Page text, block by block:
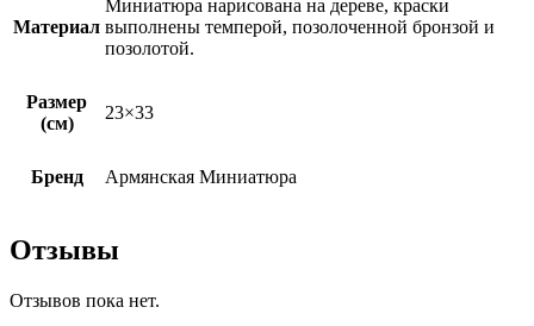
Материал
Миниатюра нарисована на дереве, краски
выполнены темперой, позолоченной бронзой и
позолотой.
Размер
(см)
23×33
Бренд Армянская Миниатюра
Отзывы
Отзывов пока нет.